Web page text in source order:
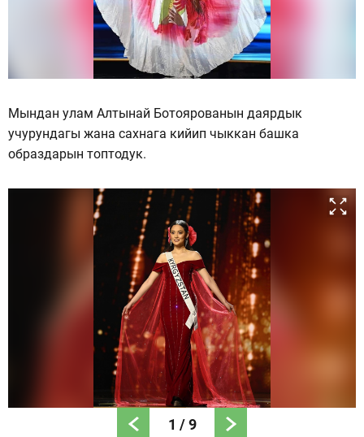
Мындан улам Алтынай Ботоярованын даярдык
учурундагы жана сахнага кийип чыккан башка
образдарын топтодук.
1 /9